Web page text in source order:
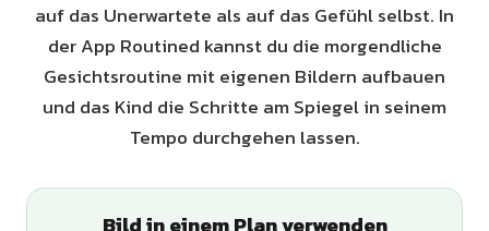
auf das Unerwartete als auf das Gefühl selbst. In
der App Routined kannst du die morgendliche
Gesichtsroutine mit eigenen Bildern aufbauen
und das Kind die Schritte am Spiegel in seinem
Tempo durchgehen lassen.
Bild in einem Plan verwenden